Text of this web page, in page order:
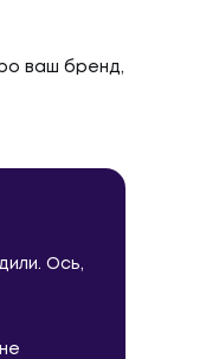
ваш бренд,
Ось,